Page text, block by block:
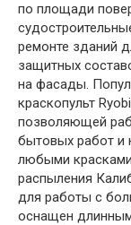
по площади
ремонте зданий
защитных
на фасады.
краскопульт
позволяющей
бытовых работ и
любыми
распыления
для работы с
оснащен